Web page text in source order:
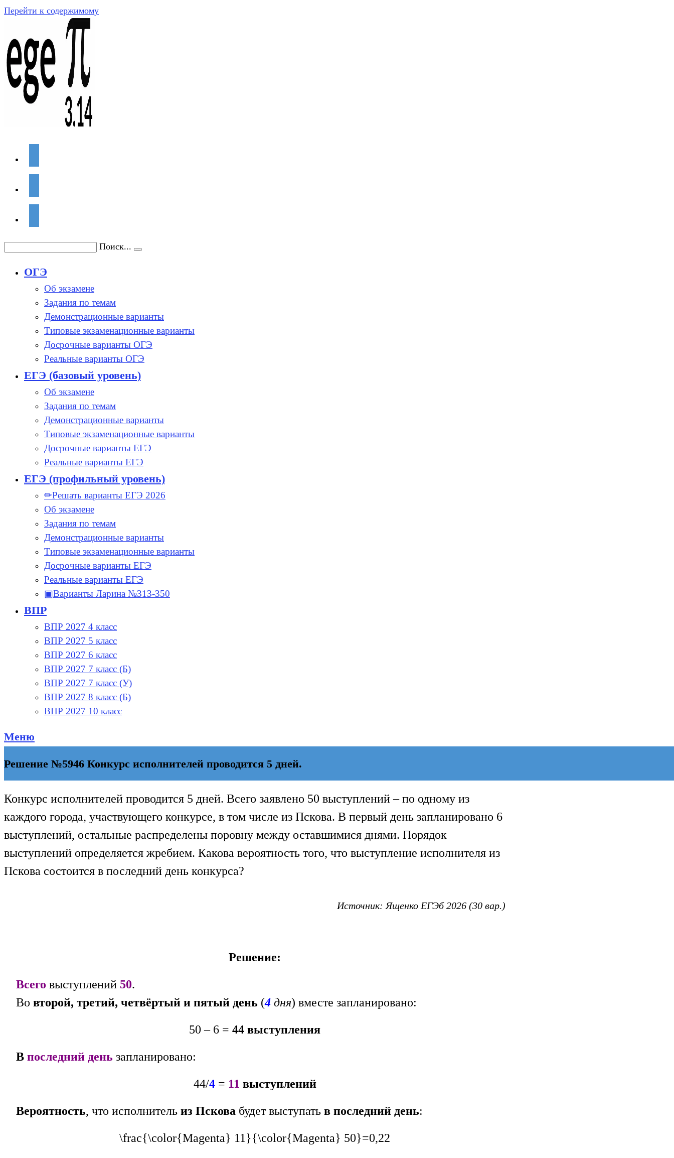
Перейти к содержимому
Поиск...
ОГЭ
Об экзамене
Задания по темам
Демонстрационные варианты
Типовые экзаменационные варианты
Досрочные варианты ОГЭ
Реальные варианты ОГЭ
ЕГЭ (базовый уровень)
Об экзамене
Задания по темам
Демонстрационные варианты
Типовые экзаменационные варианты
Досрочные варианты ЕГЭ
Реальные варианты ЕГЭ
ЕГЭ (профильный уровень)
✏Решать варианты ЕГЭ 2026
Об экзамене
Задания по темам
Демонстрационные варианты
Типовые экзаменационные варианты
Досрочные варианты ЕГЭ
Реальные варианты ЕГЭ
▣Варианты Ларина №313-350
ВПР
ВПР 2027 4 класс
ВПР 2027 5 класс
ВПР 2027 6 класс
ВПР 2027 7 класс (Б)
ВПР 2027 7 класс (У)
ВПР 2027 8 класс (Б)
ВПР 2027 10 класс
Меню
Решение №5946 Конкурс исполнителей проводится 5 дней.
Конкурс исполнителей проводится 5 дней. Всего заявлено 50 выступлений – по одному из
каждого города, участвующего конкурсе, в том числе из Пскова. В первый день запланировано 6
выступлений, остальные распределены поровну между оставшимися днями. Порядок
выступлений определяется жребием. Какова вероятность того, что выступление исполнителя из
Пскова состоится в последний день конкурса?
Источник:ЯщенкоЕГЭб 2026 (30 вар.)
Решение:
Всего выступлений 50.
Во второй, третий, четвёртый и пятый день (4 дня) вместе запланировано:
50 – 6 = 44 выступления
В последний день запланировано:
44/4= 11 выступлений
Вероятность, что исполнитель из Пскова будет выступать в последний день:
\frac{\color{Magenta} 11}{\color{Magenta} 50}=0,22